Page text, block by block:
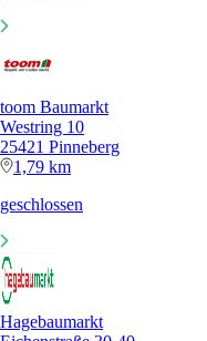
toom Baumarkt
Westring 10
25421 Pinneberg
1,79 km
geschlossen
Hagebaumarkt